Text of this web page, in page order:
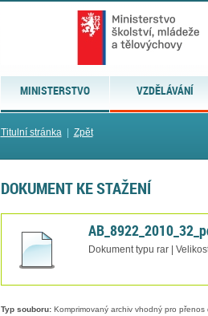
MINISTERSTVO VZDĚLÁVÁNÍ
Titulní stránka| Zpět
DOKUMENT KE STAŽENÍ
Dokument typu rar |
Typ souboru:Komprimovaný archiv vhodný pro